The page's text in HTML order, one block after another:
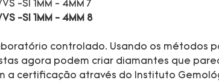
controlado. Usando os métodos
agora podem criar diamantes que
certificação através do Instituto